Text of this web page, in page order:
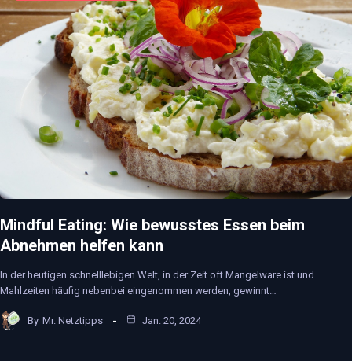
Mindful Eating: Wie bewusstes Essen beim
Abnehmen helfen kann
In der heutigen schnelllebigen Welt, in der Zeit oft Mangelware ist und
Mahlzeiten häufig nebenbei eingenommen werden, gewinnt…
By Mr. Netztipps Jan. 20, 2024